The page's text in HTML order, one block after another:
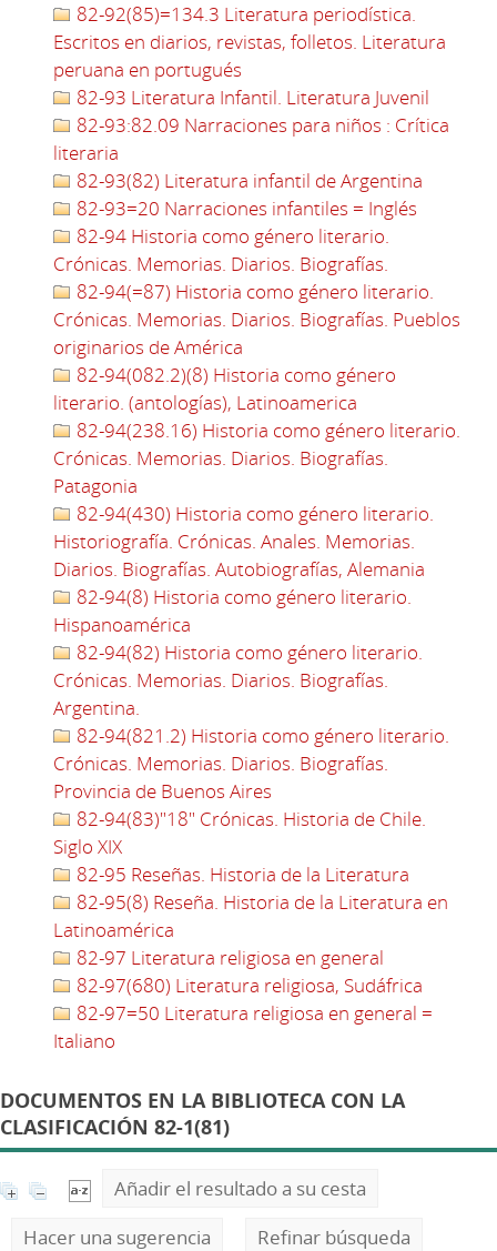
82-92(85)=134.3 Literatura periodística.
Escritos en diarios, revistas, folletos. Literatura
peruana en portugués
82-93 Literatura Infantil. Literatura Juvenil
82-93:82.09 Narraciones para niños : Crítica
literaria
82-93(82) Literatura infantil de Argentina
82-93=20 Narraciones infantiles = Inglés
82-94 Historia como género literario.
Crónicas. Memorias. Diarios. Biografías.
82-94(=87) Historia como género literario.
Crónicas. Memorias. Diarios. Biografías. Pueblos
originarios de América
82-94(082.2)(8) Historia como género
literario. (antologías), Latinoamerica
82-94(238.16) Historia como género literario.
Crónicas. Memorias. Diarios. Biografías.
Patagonia
82-94(430) Historia como género literario.
Historiografía. Crónicas. Anales. Memorias.
Diarios. Biografías. Autobiografías, Alemania
82-94(8) Historia como género literario.
Hispanoamérica
82-94(82) Historia como género literario.
Crónicas. Memorias. Diarios. Biografías.
Argentina.
82-94(821.2) Historia como género literario.
Crónicas. Memorias. Diarios. Biografías.
Provincia de Buenos Aires
82-94(83)"18" Crónicas. Historia de Chile.
Siglo XIX
82-95 Reseñas. Historia de la Literatura
82-95(8) Reseña. Historia de la Literatura en
Latinoamérica
82-97 Literatura religiosa en general
82-97(680) Literatura religiosa, Sudáfrica
82-97=50 Literatura religiosa en general =
Italiano
DOCUMENTOS EN LA BIBLIOTECA CON LA
CLASIFICACIÓN 82-1(81)
Añadir el resultado a su cesta
Hacer una sugerencia
Refinar búsqueda